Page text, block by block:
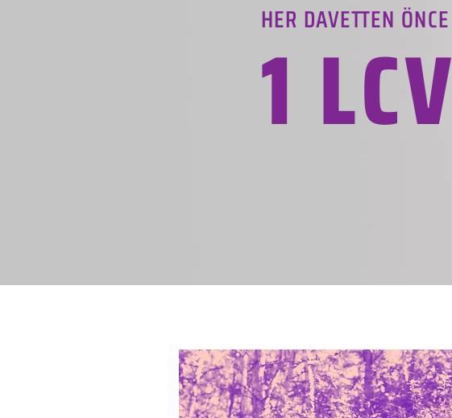
HER DAVETTEN ÖNCE
1 LCV